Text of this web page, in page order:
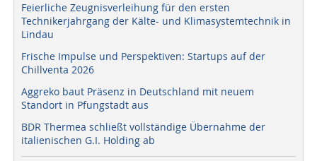
Feierliche Zeugnisverleihung für den ersten
Technikerjahrgang der Kälte- und Klimasystemtechnik in
Lindau
Frische Impulse und Perspektiven: Startups auf der
Chillventa 2026
Aggreko baut Präsenz in Deutschland mit neuem
Standort in Pfungstadt aus
BDR Thermea schließt vollständige Übernahme der
italienischen G.I. Holding ab